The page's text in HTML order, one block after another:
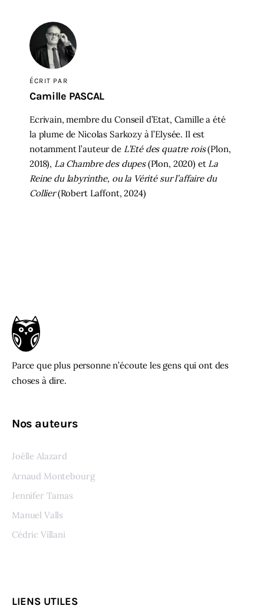
ÉCRIT PAR
Camille PASCAL
Ecrivain, membre du Conseil d’Etat, Camille a été
la plume de Nicolas Sarkozy à l’Elysée. Il est
notamment l’auteur de L’Eté des quatre rois(Plon,
2018), La Chambre des dupes(Plon, 2020) et La
Reine du labyrinthe, ou la Vérité sur l’affaire du
Collier(Robert Laffont, 2024)
Parce que plus personne n’écoute les gens qui ont des
choses à dire.
Nos auteurs
Joëlle Alazard
Arnaud Montebourg
Jennifer Tamas
Manuel Valls
Cédric Villani
LIENS UTILES